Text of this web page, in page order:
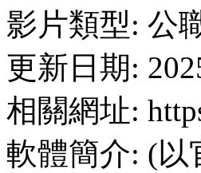
影片類型: 公
更新日期:
相關網址:
軟體簡介: (以